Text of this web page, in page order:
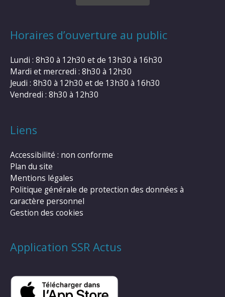
Horaires d’ouverture au public
Lundi : 8h30 à 12h30 et de 13h30 à 16h30
Mardi et mercredi : 8h30 à 12h30
Jeudi : 8h30 à 12h30 et de 13h30 à 16h30
Vendredi : 8h30 à 12h30
Liens
Accessibilité : non conforme
Plan du site
Mentions légales
Politique générale de protection des données à
caractère personnel
Gestion des cookies
Application SSR Actus